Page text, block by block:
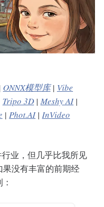
ONNX模型库| Vibe
Tripo 3D| Meshy AI|
| Phot.AI| InVideo
业，但几乎比我所见
没有丰富的前期经